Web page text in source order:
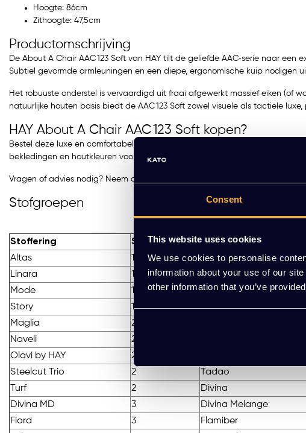
Consent
This website uses cookies
We use cookies to personalise
information about your use of our
other information that you’ve
Hoogte: 86cm
Zithoogte: 47,5cm
Productomschrijving
De About A Chair AAC 123 Soft van HAY tilt de geliefde AAC‑serie naar
Subtiel gevormde armleuningen en een diepe, ergonomische kuip
Het robuuste onderstel is vervaardigd uit fraai afgewerkt massief eiken (of
natuurlijke houten basis biedt de AAC 123 Soft zowel visuele als tactiele
HAY About A Chair AAC 123 Soft kopen?
Bestel deze luxe en comfortabele designstoel eenvoudig online of vraag
bekledingen en houtkleuren voor een persoonlijk accent.
Vragen of advies nodig? Neem contact op via de WhatsApp‑button of mail
Stofgroepen
Stoffering Stopgroep Stoffering
Altas
1 Autumn
Linara
1 Metaphor
Mode
1 Remix
Story
1 Valencia
Maglia
2
Naveli
2
Olavi by HAY
2
Steelcut Trio
2 Tadao
Turf
2 Divina
Divina MD
3 Divina Melange
Fiord
3 Flamiber